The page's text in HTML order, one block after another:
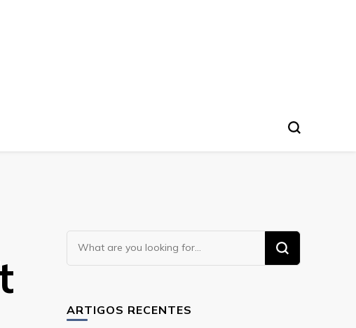
Looking
for
ARTIGOS RECENTES